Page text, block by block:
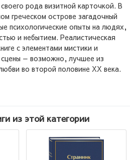
рода визитной карточкой. В
греческом острове загадочный
психологические опыты на людях,
и небытием. Реалистическая
с элементами мистики и
— возможно, лучшее из
во второй половине ХХ века.
из этой категории